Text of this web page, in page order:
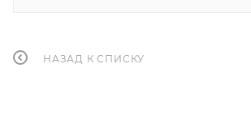
НАЗАД К СПИСКУ